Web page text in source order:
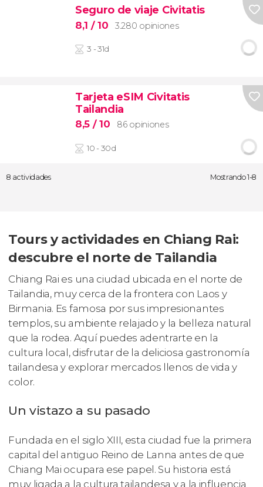
Seguro de viaje Civitatis
8,1 / 10 3.280 opiniones
3 - 31d
Tarjeta eSIM Civitatis
Tailandia
8,5 / 10 86 opiniones
10 - 30d
8 actividades Mostrando 1-8
Tours y actividades en Chiang Rai:
descubre el norte de Tailandia
Chiang Rai es una ciudad ubicada en el norte de
Tailandia, muy cerca de la frontera con Laos y
Birmania. Es famosa por sus impresionantes
templos, su ambiente relajado y la belleza natural
que la rodea. Aquí puedes adentrarte en la
cultura local, disfrutar de la deliciosa gastronomía
tailandesa y explorar mercados llenos de vida y
color.
Un vistazo a su pasado
Fundada en el siglo XIII, esta ciudad fue la primera
capital del antiguo Reino de Lanna antes de que
Chiang Mai ocupara ese papel. Su historia está
muy ligada a la cultura tailandesa y a la influencia